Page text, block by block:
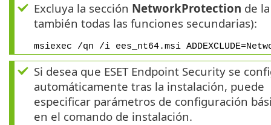
Excluya la sección NetworkProtection de
también todas las funciones secundarias):
msiexec /qn /i ees_nt64.msi
Si desea que ESET Endpoint Security se
automáticamente tras la instalación, puede
especificar parámetros de configuración
en el comando de instalación.